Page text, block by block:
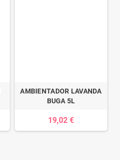
AMBIENTADOR LAVANDA
BUGA 5L
19,02 €